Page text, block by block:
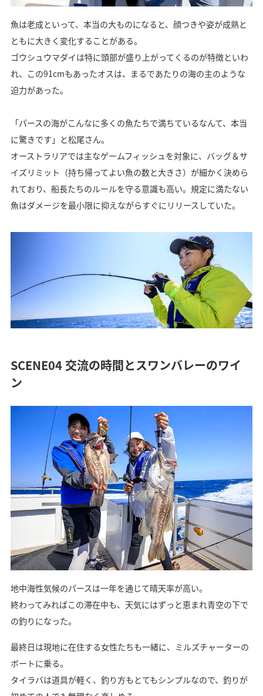
魚は老成といって、本当の大ものになると、顔つきや姿が成熟と
ともに大きく変化することがある。
ゴウシュウマダイは特に頭部が盛り上がってくるのが特徴といわ
れ、この91cmもあったオスは、まるであたりの海の主のような
迫力があった。
「パースの海がこんなに多くの魚たちで満ちているなんて、本当
に驚きです」と松尾さん。
オーストラリアでは主なゲームフィッシュを対象に、バッグ＆サ
イズリミット（持ち帰ってよい魚の数と大きさ）が細かく決めら
れており、船長たちのルールを守る意識も高い。規定に満たない
魚はダメージを最小限に抑えながらすぐにリリースしていた。
SCENE04 交流の時間とスワンバレーのワイ
ン
地中海性気候のパースは一年を通じて晴天率が高い。
終わってみればこの滞在中も、天気にはずっと恵まれ青空の下で
の釣りになった。
最終日は現地に在住する女性たちも一緒に、ミルズチャーターの
ボートに乗る。
タイラバは道具が軽く、釣り方もとてもシンプルなので、釣りが